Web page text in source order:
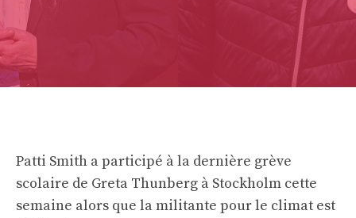
Patti Smith a participé à la dernière grève
scolaire de Greta Thunberg à Stockholm cette
semaine alors que la militante pour le climat est